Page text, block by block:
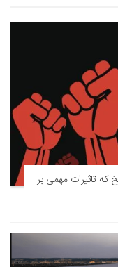
که تاثیرات مهمی بر